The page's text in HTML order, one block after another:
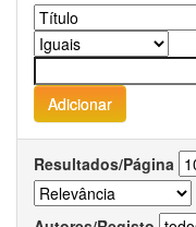
Resultados/Página